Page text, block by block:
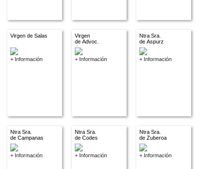
Virgen de Salas
+ Información
Virgen
de Advoc.
descon.
+ Información
Ntra Sra.
de Aspurz
+ Información
Ntra Sra.
de Campanas
+ Información
Ntra Sra.
de Codes
+ Información
Ntra Sra.
de Zuberoa
+ Información